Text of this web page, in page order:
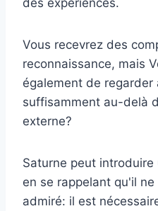
des expériences.
Vous recevrez des
reconnaissance, mais
également de
suffisamment au-delà
externe?
Saturne peut
en se rappelant qu'il
admiré: il est